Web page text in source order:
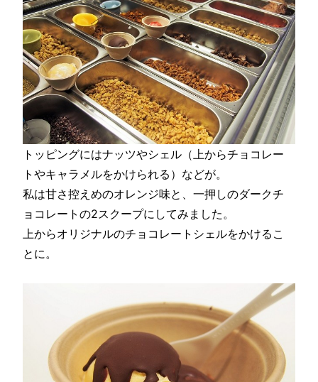
トッピングにはナッツやシェル（上からチョコレー
トやキャラメルをかけられる）などが。
私は甘さ控えめのオレンジ味と、一押しのダークチ
ョコレートの2スクープにしてみました。
上からオリジナルのチョコレートシェルをかけるこ
とに。